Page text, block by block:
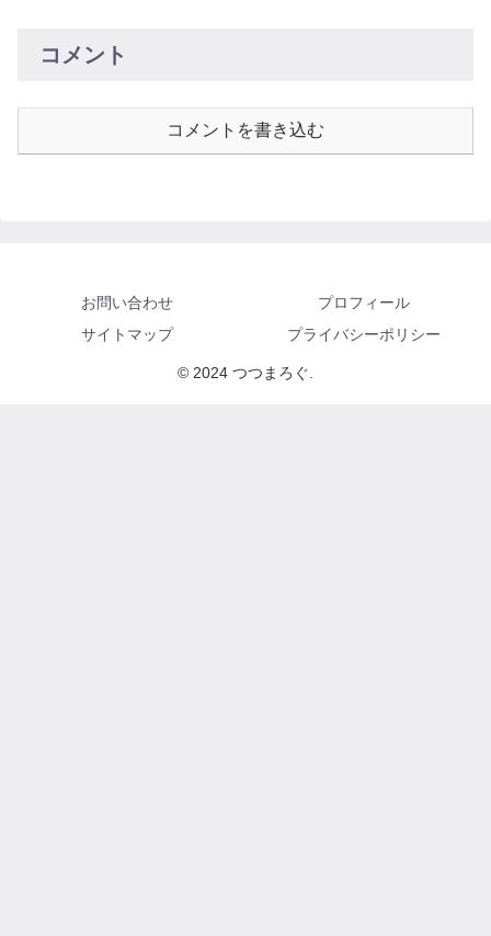
コメント
コメントを書き込む
お問い合わせ
プロフィール
サイトマップ
プライバシーポリシー
© 2024 つつまろぐ.